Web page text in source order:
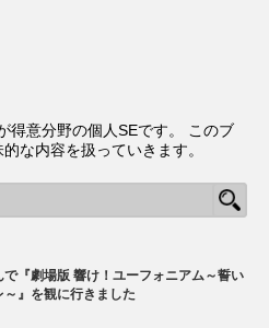
得意分野の個人SEです。 このブ
な内容を扱っていきます。
で『劇場版 響け！ユーフォニアム～誓い
～』を観に行きました